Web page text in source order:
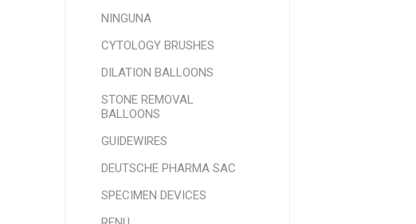
NINGUNA
CYTOLOGY BRUSHES
DILATION BALLOONS
STONE REMOVAL
BALLOONS
GUIDEWIRES
DEUTSCHE PHARMA SAC
SPECIMEN DEVICES